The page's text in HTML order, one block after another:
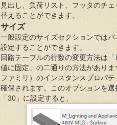
見出し、負荷リスト、フッタのチ
替えることができます。
サイズ
一般設定のサイズセクションでは
設定することができます。
回路テーブルの行数の変更方法は
値に固定」の二通りの方法があり
ファミリ）のインスタンスプロパ
確保されます。このオプションを
「30」に設定すると、